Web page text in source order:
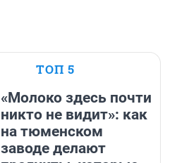
ТОП 5
«Молоко здесь почти
никто не видит»: как
на тюменском
заводе делают